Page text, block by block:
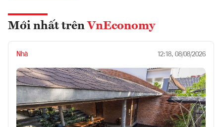
Mới nhất trên VnEconomy
Nhà 12:18, 08/08/2026